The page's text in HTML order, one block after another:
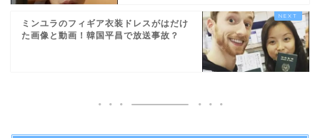
ミンユラのフィギア衣装ドレスがはだけ
た画像と動画！韓国平昌で放送事故？